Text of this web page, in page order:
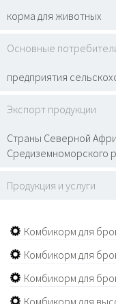
корма для животных
Основные
предприятия
Экспорт продукции
Страны Северной
Средиземноморского
Продукция и услуги
Комбикорм для
Комбикорм для
Комбикорм для